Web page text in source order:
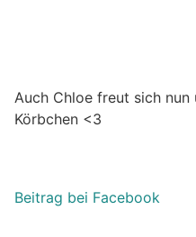
Auch Chloe freut sich
Körbchen <3
Beitrag bei Facebook